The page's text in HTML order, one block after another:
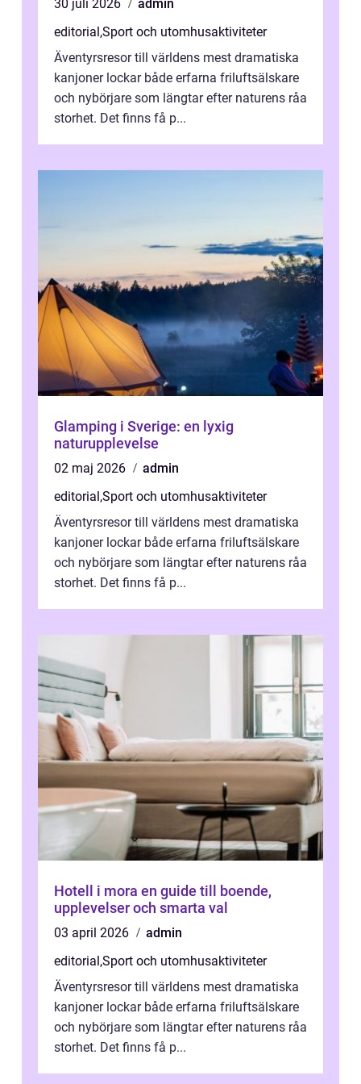
30 juli 2026
admin
editorial,Sport och utomhusaktiviteter
Äventyrsresor till världens mest dramatiska
kanjoner lockar både erfarna friluftsälskare
och nybörjare som längtar efter naturens råa
storhet. Det finns få p...
Glamping i Sverige: en lyxig
naturupplevelse
02 maj 2026
admin
editorial,Sport och utomhusaktiviteter
Äventyrsresor till världens mest dramatiska
kanjoner lockar både erfarna friluftsälskare
och nybörjare som längtar efter naturens råa
storhet. Det finns få p...
Hotell i mora en guide till boende,
upplevelser och smarta val
03 april 2026
admin
editorial,Sport och utomhusaktiviteter
Äventyrsresor till världens mest dramatiska
kanjoner lockar både erfarna friluftsälskare
och nybörjare som längtar efter naturens råa
storhet. Det finns få p...